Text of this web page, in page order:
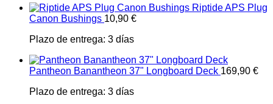
Riptide APS Plug
Canon Bushings 10,90 €
Plazo de entrega: 3 días
Pantheon Banantheon 37" Longboard Deck 169,90 €
Plazo de entrega: 3 días